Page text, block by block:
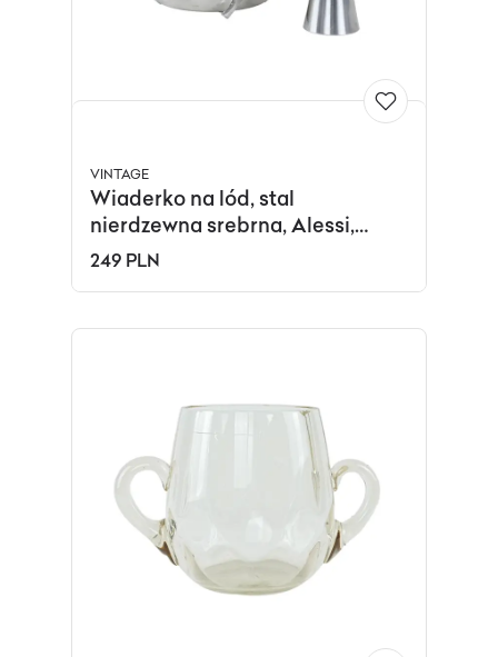
VINTAGE
Wiaderko na lód, stal
nierdzewna srebrna, Alessi,
Włochy, lata 70.
249 PLN